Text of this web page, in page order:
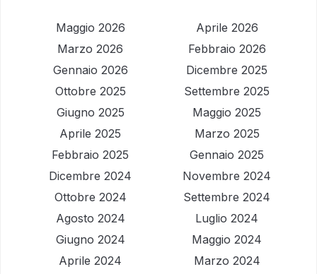
Maggio 2026
Aprile 2026
Marzo 2026
Febbraio 2026
Gennaio 2026
Dicembre 2025
Ottobre 2025
Settembre 2025
Giugno 2025
Maggio 2025
Aprile 2025
Marzo 2025
Febbraio 2025
Gennaio 2025
Dicembre 2024
Novembre 2024
Ottobre 2024
Settembre 2024
Agosto 2024
Luglio 2024
Giugno 2024
Maggio 2024
Aprile 2024
Marzo 2024